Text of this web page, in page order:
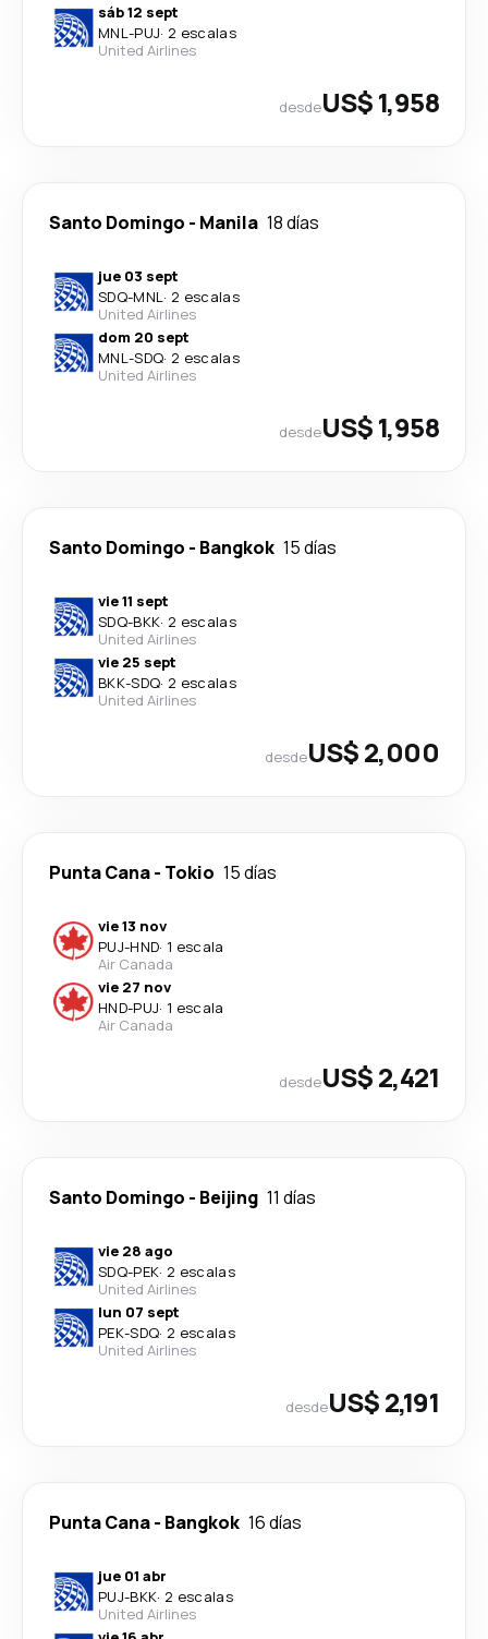
sáb 12 sept
MNL-PUJ· 2 escalas
United Airlines
desdeUS$ 1,958
Santo Domingo - Manila 18 días
jue 03 sept
SDQ-MNL· 2 escalas
United Airlines
dom 20 sept
MNL-SDQ· 2 escalas
United Airlines
desdeUS$ 1,958
Santo Domingo - Bangkok 15 días
vie 11 sept
SDQ-BKK· 2 escalas
United Airlines
vie 25 sept
BKK-SDQ· 2 escalas
United Airlines
desdeUS$ 2,000
Punta Cana- Tokio 15 días
vie 13 nov
PUJ-HND· 1 escala
Air Canada
vie 27 nov
HND-PUJ· 1 escala
Air Canada
desdeUS$ 2,421
Santo Domingo - Beijing 11 días
vie 28 ago
SDQ-PEK· 2 escalas
United Airlines
lun 07 sept
PEK-SDQ· 2 escalas
United Airlines
desdeUS$ 2,191
Punta Cana- Bangkok 16 días
jue 01 abr
PUJ-BKK· 2 escalas
United Airlines